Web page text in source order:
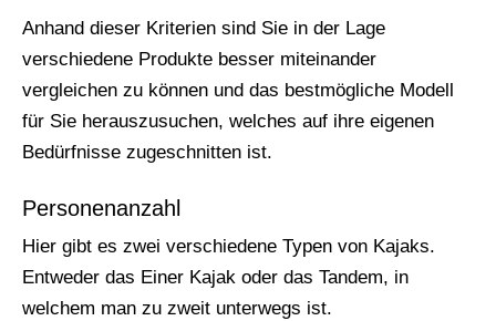
Anhand dieser Kriterien sind Sie in der Lage
verschiedene Produkte besser miteinander
vergleichen zu können und das bestmögliche Modell
für Sie herauszusuchen, welches auf ihre eigenen
Bedürfnisse zugeschnitten ist.
Personenanzahl
Hier gibt es zwei verschiedene Typen von Kajaks.
Entweder das Einer Kajak oder das Tandem, in
welchem man zu zweit unterwegs ist.